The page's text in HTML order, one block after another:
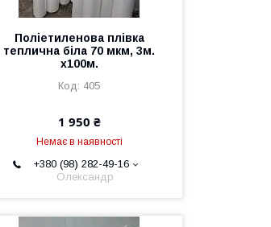
Поліетиленова плівка
теплична біла 70 мкм, 3м.
х100м.
405
1 950 ₴
Немає в наявності
+380 (98) 282-49-16
Олександр